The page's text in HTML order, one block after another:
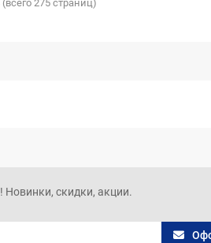
275 страниц)
Новинки, скидки, акции.